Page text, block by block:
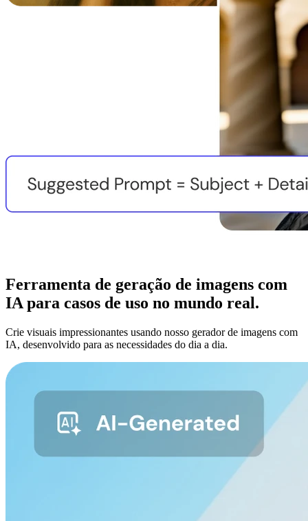
Ferramenta de geração de imagens com
IA para casos de uso no mundo real.
Crie visuais impressionantes usando nosso gerador de imagens com
IA, desenvolvido para as necessidades do dia a dia.